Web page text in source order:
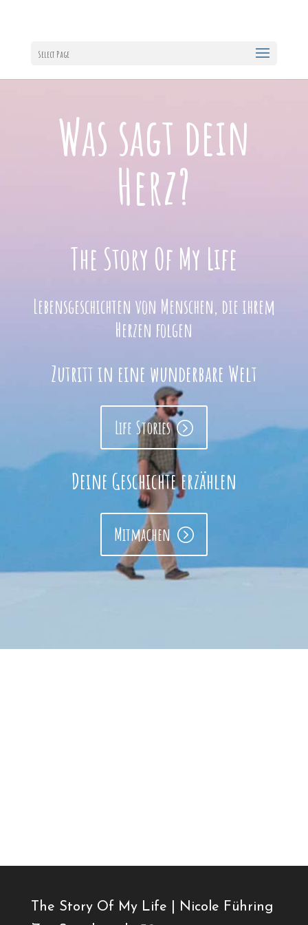
Select Page
Was sagt dein
Herz?
The Story Of My Life
Lebensgeschichten von Menschen, die ihrem
Herzen folgen
Zutritt in eine wunderbare Welt
Life Stories
Deine Geschichte erzählen
Mitmachen
The Story Of My Life | Nicole Führing